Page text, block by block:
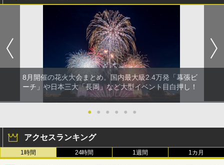
8月開催の花火大会まとめ。国内最大級2.4万発「幕張ビ
ーチ」や日本三大「長岡」など大型イベント目白押し！
● ● ● ● ● ●
アクセスランキング
1時間 24時間 1週間 1カ月